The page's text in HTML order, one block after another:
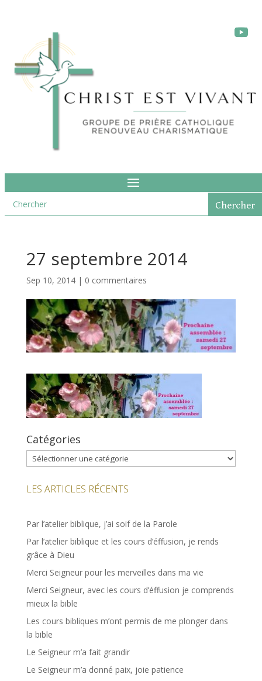
27 septembre 2014
Sep 10, 2014| 0 commentaires
Catégories
Catégories
LES ARTICLES RÉCENTS
Par l’atelier biblique, j’ai soif de la Parole
Par l’atelier biblique et les cours d’éffusion, je rends
grâce à Dieu
Merci Seigneur pour les merveilles dans ma vie
Merci Seigneur, avec les cours d’éffusion je comprends
mieux la bible
Les cours bibliques m’ont permis de me plonger dans
la bible
Le Seigneur m’a fait grandir
Le Seigneur m’a donné paix, joie patience